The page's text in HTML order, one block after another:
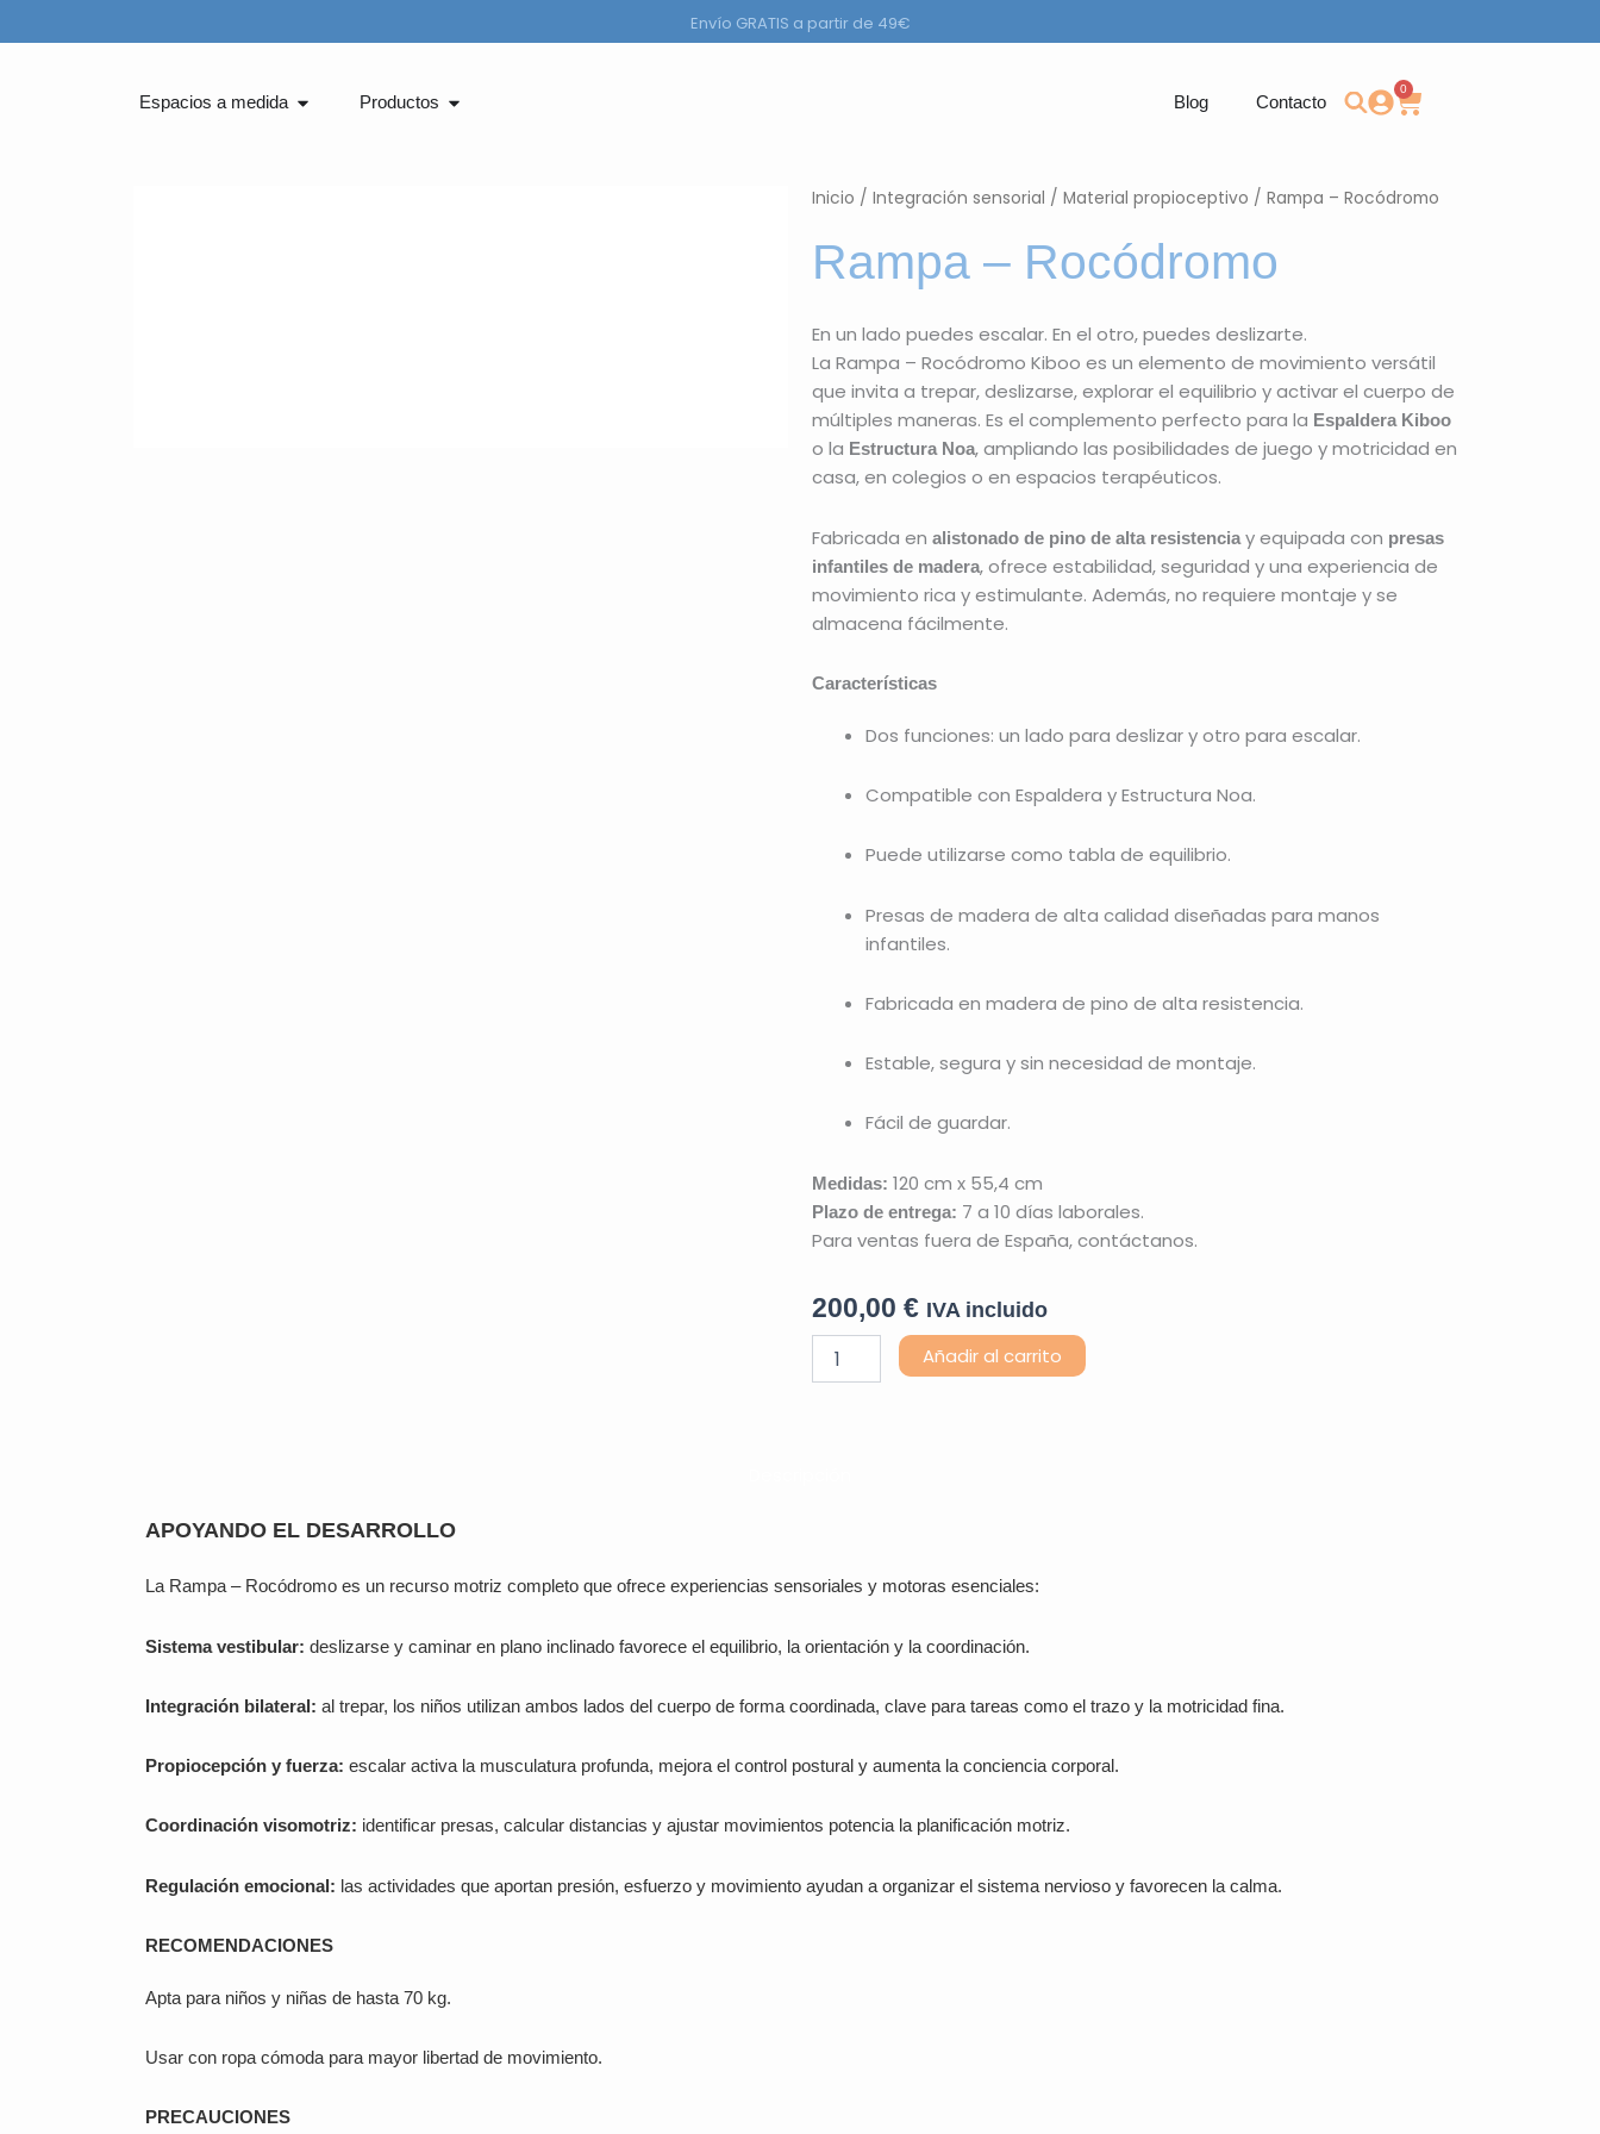
al
Envío GRATIS a partir de 49€
Espacios a medida Abrir Espacios a medida
Productos Abrir Productos Blog Contacto
0
Carrito
Inicio / Integración sensorial / Material propioceptivo / Rampa – Rocódromo
Rampa – Rocódromo
En un lado puedes escalar. En el otro, puedes deslizarte.
La Rampa – Rocódromo Kiboo es un elemento de movimiento versátil
que invita a trepar, deslizarse, explorar el equilibrio y activar el cuerpo de
múltiples maneras. Es el complemento perfecto para la Espaldera Kiboo
o la Estructura Noa, ampliando las posibilidades de juego y motricidad en
casa, en colegios o en espacios terapéuticos.
Fabricada en alistonado de pino de alta resistenciay equipada con presas
infantiles de madera, ofrece estabilidad, seguridad y una experiencia de
movimiento rica y estimulante. Además, no requiere montaje y se
almacena fácilmente.
Características
Dos funciones: un lado para deslizar y otro para escalar.
Compatible con Espaldera y Estructura Noa.
Puede utilizarse como tabla de equilibrio.
Presas de madera de alta calidad diseñadas para manos
infantiles.
Fabricada en madera de pino de alta resistencia.
Estable, segura y sin necesidad de montaje.
Fácil de guardar.
Medidas: 120 cm x 55,4 cm
Plazo de entrega: 7 a 10 días laborales.
Para ventas fuera de España, contáctanos.
200,00 € IVA incluido
Añadir al carrito
APOYANDO EL DESARROLLO
La Rampa – Rocódromo es un recurso motriz completo que ofrece experiencias sensoriales y motoras esenciales:
Sistema vestibular: deslizarse y caminar en plano inclinado favorece el equilibrio, la orientación y la coordinación.
Integración bilateral: al trepar, los niños utilizan ambos lados del cuerpo de forma coordinada, clave para tareas como el trazo y la motricidad fina.
Propiocepción y fuerza: escalar activa la musculatura profunda, mejora el control postural y aumenta la conciencia corporal.
Coordinación visomotriz: identificar presas, calcular distancias y ajustar movimientos potencia la planificación motriz.
Regulación emocional: las actividades que aportan presión, esfuerzo y movimiento ayudan a organizar el sistema nervioso y favorecen la calma.
RECOMENDACIONES
Apta para niños y niñas de hasta 70 kg.
Usar con ropa cómoda para mayor libertad de movimiento.
PRECAUCIONES